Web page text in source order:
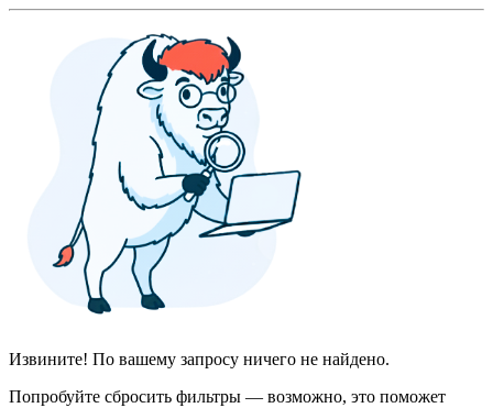
Извините! По вашему запросу ничего не найдено.
Попробуйте сбросить фильтры — возможно, это поможет